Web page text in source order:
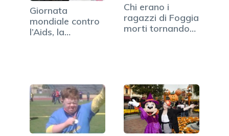
Giornata
mondiale contro
l’Aids, la
Chi erano i
ragazzi di Foggia
morti tornando